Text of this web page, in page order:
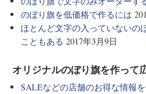
のぼり旗を低価格で作るには
ほとんど文字の入っていないの
こともある 2017年3月9日
オリジナルのぼり旗を作って
SALEなどの店舗のお得な情報